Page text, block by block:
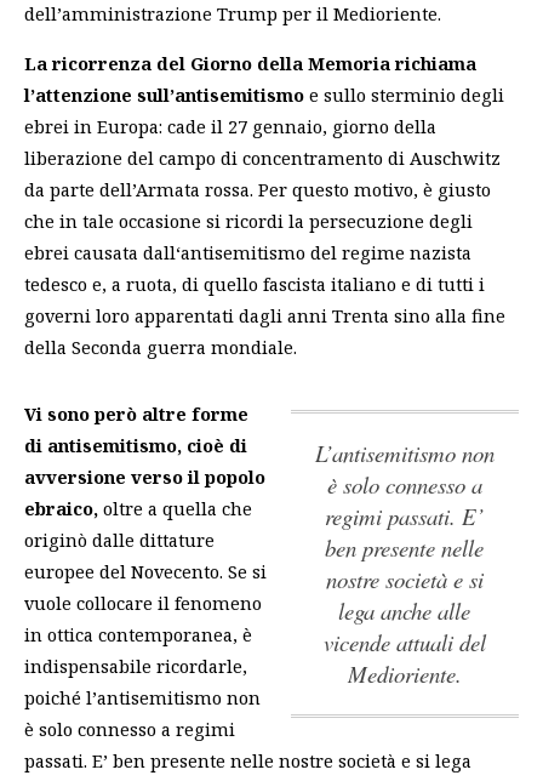
dell’amministrazione Trump per il Medioriente.
La ricorrenza del Giorno della Memoria richiama
l’attenzione sull’antisemitismo e sullo sterminio degli
ebrei in Europa: cade il 27 gennaio, giorno della
liberazione del campo di concentramento di Auschwitz
da parte dell’Armata rossa. Per questo motivo, è giusto
che in tale occasione si ricordi la persecuzione degli
ebrei causata dall‘antisemitismo del regime nazista
tedesco e, a ruota, di quello fascista italiano e di tutti i
governi loro apparentati dagli anni Trenta sino alla fine
della Seconda guerra mondiale.
l’antisemitismo non
è solo connesso a
regimi passati. E’
ben presente nelle
nostre società e si
lega anche alle
vicende attuali del
Medioriente.
Vi sono però altre forme
di antisemitismo, cioè di
avversione verso il popolo
ebraico, oltre a quella che
originò dalle dittature
europee del Novecento. Se si
vuole collocare il fenomeno
in ottica contemporanea, è
indispensabile ricordarle,
poiché l’antisemitismo non
è solo connesso a regimi
passati. E’ ben presente nelle nostre società e si lega